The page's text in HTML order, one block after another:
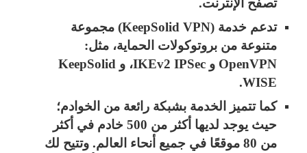
تصفح الإنترنت.
تدعم خدمة (KeepSolid VPN) مجموعة
متنوعة من بروتوكولات الحماية، مثل:
OpenVPN و IKEv2 IPSec، و KeepSolid
WISE.
كما تتميز الخدمة بشبكة رائعة من الخوادم؛
حيث يوجد لديها أكثر من 500 خادم في أكثر
من 80 موقعًا في جميع أنحاء العالم. وتتيح لك